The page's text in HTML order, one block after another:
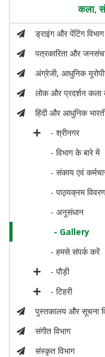
कला,
ड्राइंग और पेंटिंग विभाग
पत्रकारिता और
अंग्रेजी, आधुनिक
लोक और प्रदर्शन कला
हिंदी और आधुनिक
- श्रीनगर
- विभाग के बारे में
- संकाय एवं
- पाठ्यक्रम
- अनुसंधान
- Gallery
- हमसे संपर्क करें
- पौड़ी
- टिहरी
पुस्तकालय और सूचना
संगीत विभाग
संस्कृत विभाग